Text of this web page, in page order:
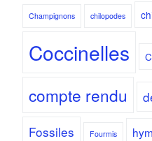
Champignons chilopodes
Coccinelles
compte rendu
Fossiles Fourmis